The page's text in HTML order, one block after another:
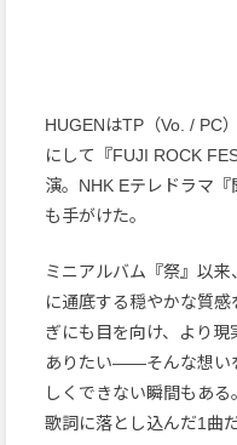
HUGENはTP（Vo. / PC
にして『FUJI ROCK
演。NHK Eテレドラマ
も手がけた。
ミニアルバム『祭』以
に通底する穏やかな質
ぎにも目を向け、より
ありたい——そんな想い
しくできない瞬間もあ
歌詞に落とし込んだ1曲だ